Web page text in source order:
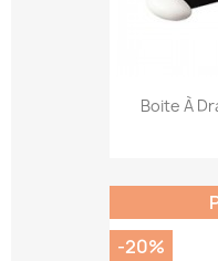
Boite À
-20%